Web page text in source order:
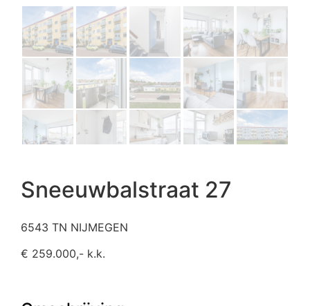
Sneeuwbalstraat 27
6543 TN NIJMEGEN
€ 259.000,- k.k.